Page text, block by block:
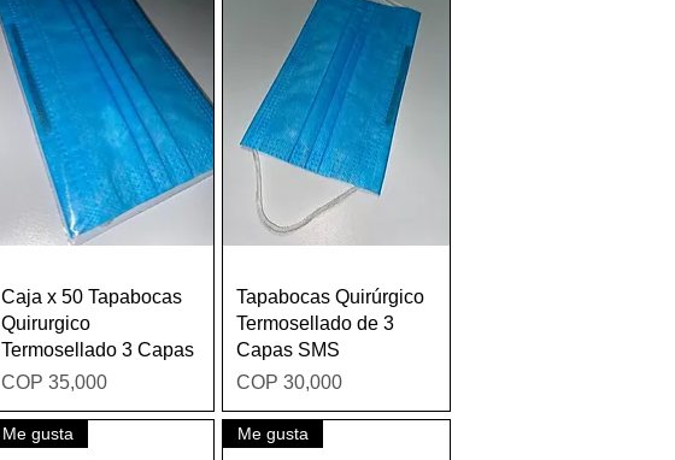
Quick View
Caja x 50 Tapabocas
Quirurgico
Termosellado 3 Capas
Price
COP 35,000
Quick View
Tapabocas Quirúrgico
Termosellado de 3
Capas SMS
Price
COP 30,000
Me gusta Me gusta